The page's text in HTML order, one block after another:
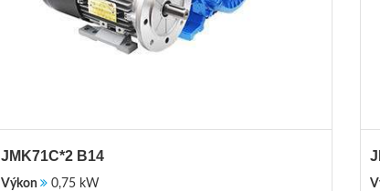
JMK71C*2 B14
Výkon
0,75 kW